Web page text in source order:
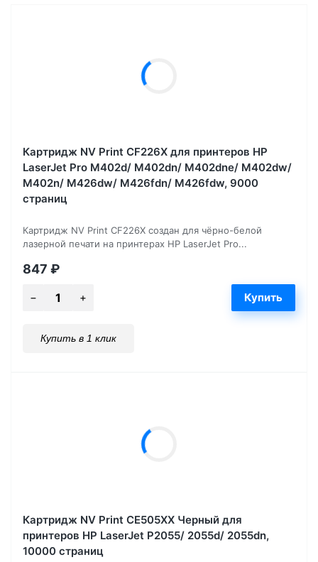
Картридж NV Print CF226X для принтеров HP
LaserJet Pro M402d/ M402dn/ M402dne/ M402dw/
M402n/ M426dw/ M426fdn/ M426fdw, 9000
страниц
Картридж NV Print CF226X создан для чёрно-белой
лазерной печати на принтерах HP LaserJet Pro...
847 ₽
Купить в 1 клик
Картридж NV Print CE505XX Черный для
принтеров HP LaserJet P2055/ 2055d/ 2055dn,
10000 страниц